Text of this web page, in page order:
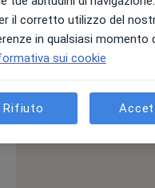
il corretto utilizzo del
in qualsiasi momento
sui cookie
Rifiuto